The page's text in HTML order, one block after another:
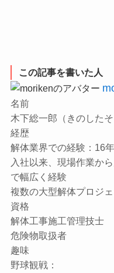
この記事を書いた人
名前
木下総一郎（きのしたそ
経歴
解体業界での経験：16年
入社以来、現場作業か
で幅広く経験
複数の大型解体プロジ
資格
解体工事施工管理技士
危険物取扱者
趣味
野球観戦：